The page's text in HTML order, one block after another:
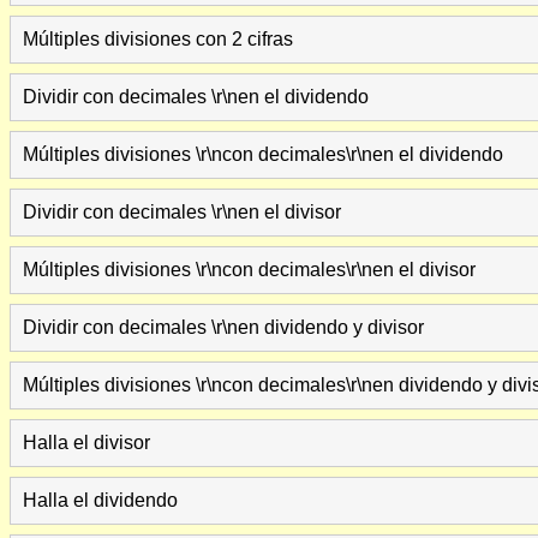
Múltiples divisiones con 2 cifras
Dividir con decimales \r\nen el dividendo
Múltiples divisiones \r\ncon decimales\r\nen el dividendo
Dividir con decimales \r\nen el divisor
Múltiples divisiones \r\ncon decimales\r\nen el divisor
Dividir con decimales \r\nen dividendo y divisor
Múltiples divisiones \r\ncon decimales\r\nen dividendo y
Halla el divisor
Halla el dividendo